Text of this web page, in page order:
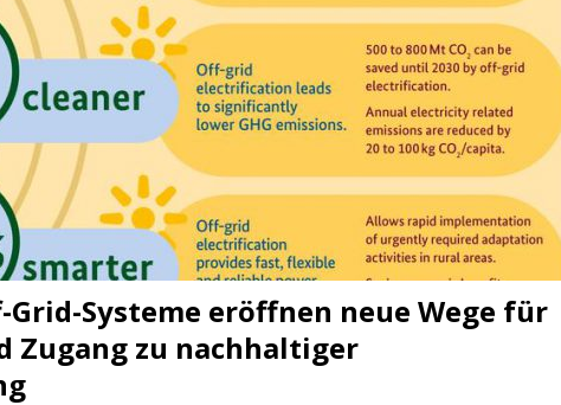
Grid-Systeme eröffnen neue Wege für
Zugang zu nachhaltiger